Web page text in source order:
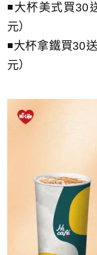
◾大杯美式買
元）
◾大杯拿鐵買30
元）